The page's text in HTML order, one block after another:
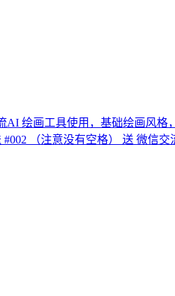
绘画工具使用，基础绘画风
（注意没有空格） 送 微信